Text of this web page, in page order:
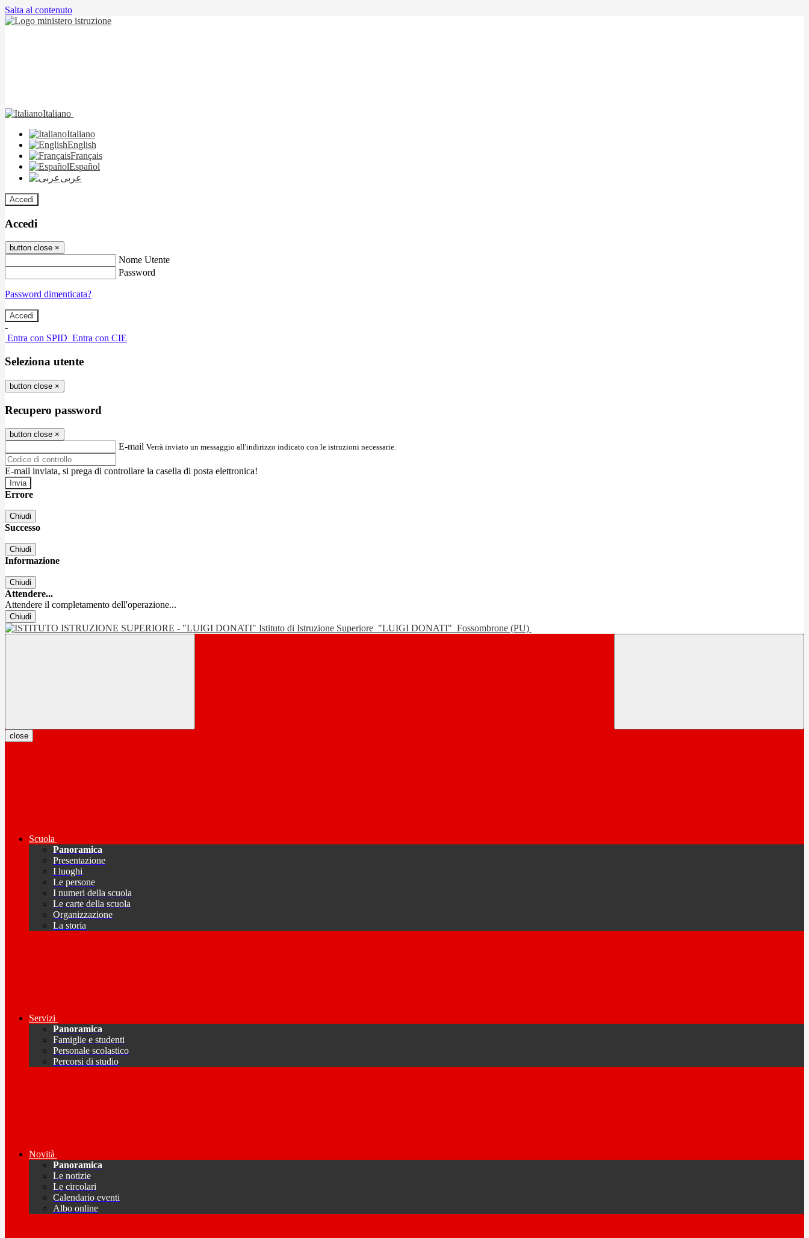
Salta al contenuto
Italiano
Italiano
English
Français
Español
عربى
Accedi
Accedi
button close ×
Nome Utente
Password
Password dimenticata?
-
Entra con SPID Entra con CIE
Seleziona utente
button close ×
Recupero password
button close ×
E-mail Verrà inviato un messaggio all'indirizzo indicato con le istruzioni necessarie.
E-mail inviata, si prega di controllare la casella di posta elettronica!
Errore
Chiudi
Successo
Chiudi
Informazione
Chiudi
Attendere...
Attendere il completamento dell'operazione...
Chiudi
Istituto di Istruzione Superiore "LUIGI DONATI" Fossombrone (PU)
close
Scuola
Panoramica
Presentazione
I luoghi
Le persone
I numeri della scuola
Le carte della scuola
Organizzazione
La storia
Servizi
Panoramica
Famiglie e studenti
Personale scolastico
Percorsi di studio
Novità
Panoramica
Le notizie
Le circolari
Calendario eventi
Albo online